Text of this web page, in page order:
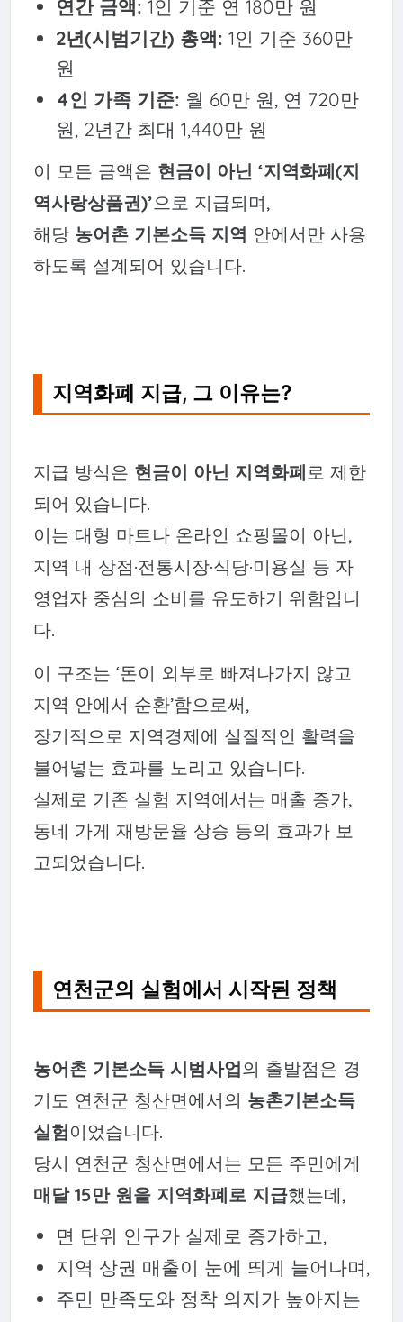
연간 금액: 1인 기준 연 180만 원
2년(시범기간) 총액: 1인 기준 360만
원
4인 가족 기준: 월 60만 원, 연 720만
원, 2년간 최대 1,440만 원
이 모든 금액은 현금이 아닌 ‘지역화폐(지
역사랑상품권)’으로 지급되며,
해당 농어촌 기본소득 지역 안에서만 사용
하도록 설계되어 있습니다.
지역화폐 지급, 그 이유는?
지급 방식은 현금이 아닌 지역화폐로 제한
되어 있습니다.
이는 대형 마트나 온라인 쇼핑몰이 아닌,
지역 내 상점·전통시장·식당·미용실 등 자
영업자 중심의 소비를 유도하기 위함입니
다.
이 구조는 ‘돈이 외부로 빠져나가지 않고
지역 안에서 순환’함으로써,
장기적으로 지역경제에 실질적인 활력을
불어넣는 효과를 노리고 있습니다.
실제로 기존 실험 지역에서는 매출 증가,
동네 가게 재방문율 상승 등의 효과가 보
고되었습니다.
연천군의 실험에서 시작된 정책
농어촌 기본소득 시범사업의 출발점은 경
기도 연천군 청산면에서의 농촌기본소득
실험이었습니다.
당시 연천군 청산면에서는 모든 주민에게
매달 15만 원을 지역화폐로 지급했는데,
면 단위 인구가 실제로 증가하고,
지역 상권 매출이 눈에 띄게 늘어나며,
주민 만족도와 정착 의지가 높아지는